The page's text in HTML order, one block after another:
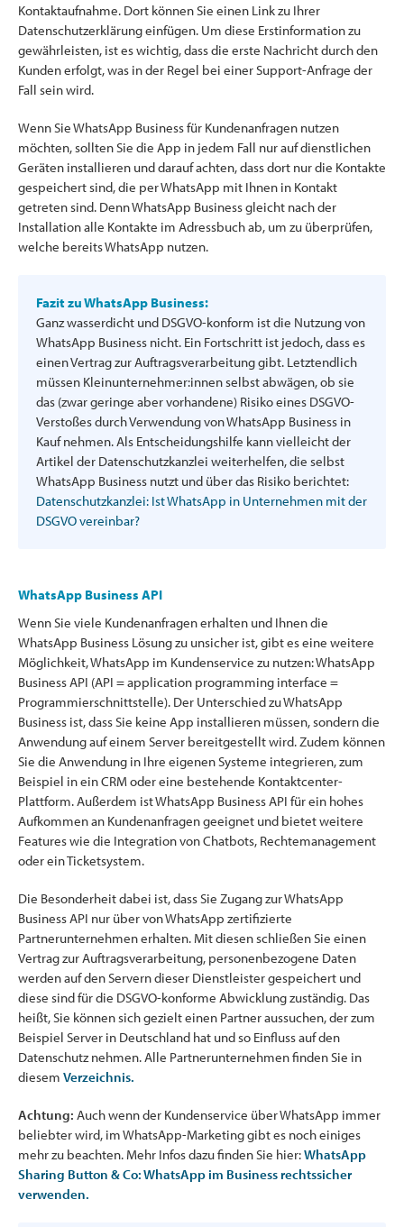
Kontaktaufnahme. Dort können Sie einen Link zu Ihrer
Datenschutzerklärung einfügen. Um diese Erstinformation zu
gewährleisten, ist es wichtig, dass die erste Nachricht durch den
Kunden erfolgt, was in der Regel bei einer Support-Anfrage der
Fall sein wird.
Wenn Sie WhatsApp Business für Kundenanfragen nutzen
möchten, sollten Sie die App in jedem Fall nur auf dienstlichen
Geräten installieren und darauf achten, dass dort nur die Kontakte
gespeichert sind, die per WhatsApp mit Ihnen in Kontakt
getreten sind. Denn WhatsApp Business gleicht nach der
Installation alle Kontakte im Adressbuch ab, um zu überprüfen,
welche bereits WhatsApp nutzen.
Fazit zu WhatsApp Business:
Ganz wasserdicht und DSGVO-konform ist die Nutzung von
WhatsApp Business nicht. Ein Fortschritt ist jedoch, dass es
einen Vertrag zur Auftragsverarbeitung gibt. Letztendlich
müssen Kleinunternehmer:innen selbst abwägen, ob sie
das (zwar geringe aber vorhandene) Risiko eines DSGVO-
Verstoßes durch Verwendung von WhatsApp Business in
Kauf nehmen. Als Entscheidungshilfe kann vielleicht der
Artikel der Datenschutzkanzlei weiterhelfen, die selbst
WhatsApp Business nutzt und über das Risiko berichtet:
Datenschutzkanzlei: Ist WhatsApp in Unternehmen mit der
DSGVO vereinbar?
WhatsApp Business API
Wenn Sie viele Kundenanfragen erhalten und Ihnen die
WhatsApp Business Lösung zu unsicher ist, gibt es eine weitere
Möglichkeit, WhatsApp im Kundenservice zu nutzen: WhatsApp
Business API (API = application programming interface =
Programmierschnittstelle). Der Unterschied zu WhatsApp
Business ist, dass Sie keine App installieren müssen, sondern die
Anwendung auf einem Server bereitgestellt wird. Zudem können
Sie die Anwendung in Ihre eigenen Systeme integrieren, zum
Beispiel in ein CRM oder eine bestehende Kontaktcenter-
Plattform. Außerdem ist WhatsApp Business API für ein hohes
Aufkommen an Kundenanfragen geeignet und bietet weitere
Features wie die Integration von Chatbots, Rechtemanagement
oder ein Ticketsystem.
Die Besonderheit dabei ist, dass Sie Zugang zur WhatsApp
Business API nur über von WhatsApp zertifizierte
Partnerunternehmen erhalten. Mit diesen schließen Sie einen
Vertrag zur Auftragsverarbeitung, personenbezogene Daten
werden auf den Servern dieser Dienstleister gespeichert und
diese sind für die DSGVO-konforme Abwicklung zuständig. Das
heißt, Sie können sich gezielt einen Partner aussuchen, der zum
Beispiel Server in Deutschland hat und so Einfluss auf den
Datenschutz nehmen. Alle Partnerunternehmen finden Sie in
diesem Verzeichnis.
Achtung: Auch wenn der Kundenservice über WhatsApp immer
beliebter wird, im WhatsApp-Marketing gibt es noch einiges
mehr zu beachten. Mehr Infos dazu finden Sie hier:WhatsApp
Sharing Button & Co: WhatsApp im Business rechtssicher
verwenden.